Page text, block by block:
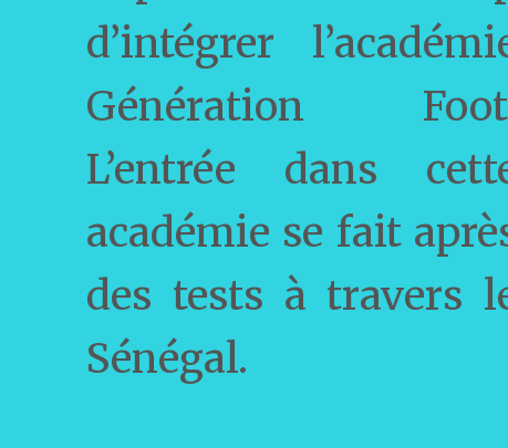
d’intégrer
Génération
L’entrée dans
académie se fait
des tests à travers
Sénégal.